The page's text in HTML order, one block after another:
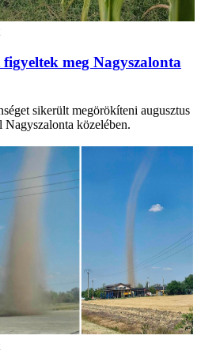
meg Nagyszalonta
sikerült megörökíteni augusztus
közelében.